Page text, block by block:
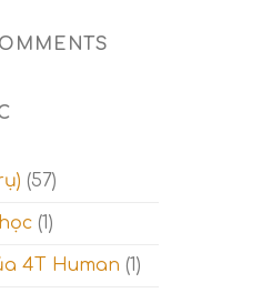
thách
(57)
(1)
4T Human (1)